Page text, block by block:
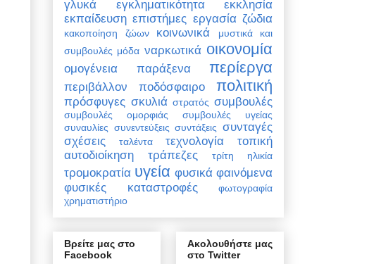
γλυκά εγκληματικότητα
εκκλησία
εκπαίδευση επιστήμες εργασία ζώδια
κακοποίηση ζώων κοινωνικά
μυστικά και
συμβουλές μόδα ναρκωτικά οικονομία
ομογένεια παράξενα περίεργα
περιβάλλον ποδόσφαιρο πολιτική
πρόσφυγες σκυλιά στρατός συμβουλές
συμβουλές ομορφιάς
συμβουλές υγείας
συναυλίες συνεντεύξεις συντάξεις συνταγές
σχέσεις
ταλέντα τεχνολογία
τοπική
αυτοδιοίκηση
τράπεζες τρίτη ηλικία
τρομοκρατία υγεία φυσικά φαινόμενα
φυσικές καταστροφές
φωτογραφία
χρηματιστήριο
Βρείτε μας στο
Facebook
Ακολουθήστε μας
στο Twitter